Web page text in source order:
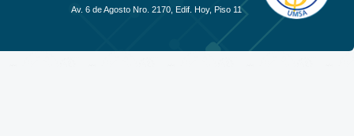
Av. 6 de Agosto Nro. 2170, Edif. Hoy, Piso 11